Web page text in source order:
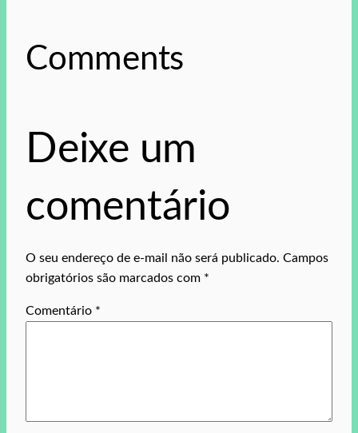
Comments
Deixe um
comentário
O seu endereço de e-mail não será publicado. Campos
obrigatórios são marcados com *
Comentário *